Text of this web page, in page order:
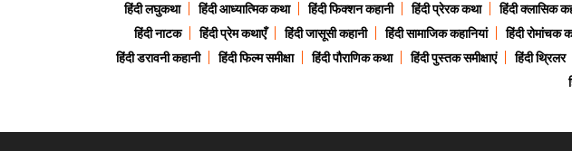
हिंदी लघुकथा हिंदी आध्यात्मिक कथा हिंदी फिक्शन कहानी हिंदी प्रेरक कथा हिंदी क्लासिक
हिंदी नाटक
हिंदी प्रेम कथाएँ हिंदी जासूसी कहानी हिंदी सामाजिक कहानियां हिंदी रोमांचक
हिंदी डरावनी कहानी
हिंदी फिल्म समीक्षा हिंदी पौराणिक कथा हिंदी पुस्तक समीक्षाएं हिंदी थ्रिलर